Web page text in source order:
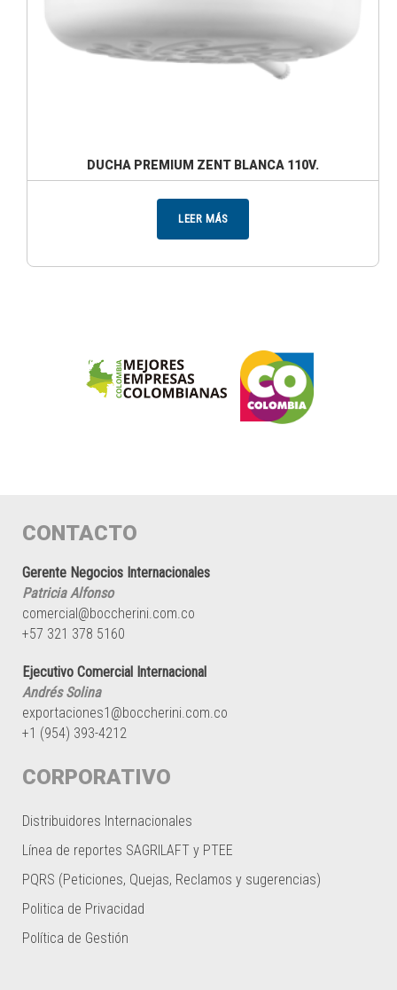
DUCHA PREMIUM ZENT BLANCA 110V.
LEER MÁS
CONTACTO
Gerente Negocios Internacionales
Patricia Alfonso
comercial@boccherini.com.co
+57 321 378 5160
Ejecutivo Comercial Internacional
Andrés Solina
exportaciones1@boccherini.com.co
+1 (954) 393-4212
CORPORATIVO
Distribuidores Internacionales
Línea de reportes SAGRILAFT y PTEE
PQRS (Peticiones, Quejas, Reclamos y sugerencias)
Politica de Privacidad
Política de Gestión